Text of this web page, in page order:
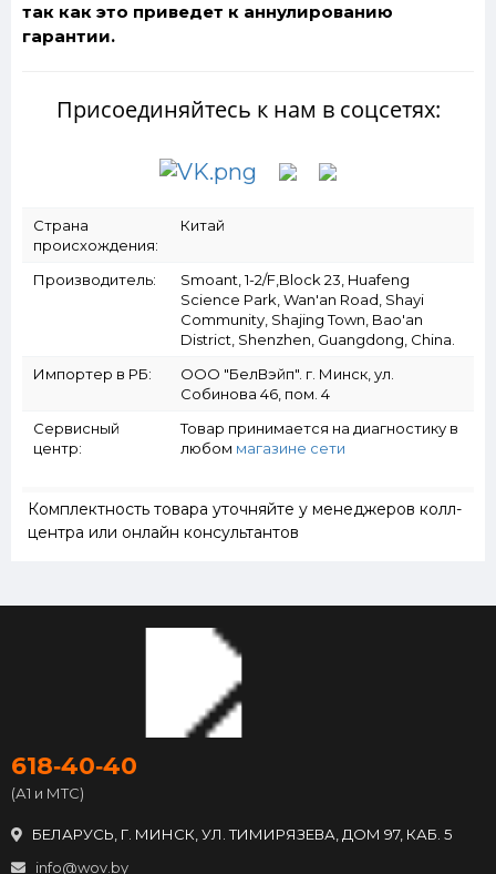
так как это приведет к аннулированию
гарантии.
Присоединяйтесь к нам в соцсетях:
Страна
происхождения:
Китай
Производитель:
Smoant, 1-2/F,Block 23, Huafeng
Science Park, Wan'an Road, Shayi
Community, Shajing Town, Bao'an
District, Shenzhen, Guangdong, China.
Импортер в РБ:
ООО "БелВэйп". г. Минск, ул.
Собинова 46, пом. 4
Сервисный
центр:
Товар принимается на диагностику в
любом магазине сети
Комплектность товара уточняйте у менеджеров колл-
центра или онлайн консультантов
618‑40‑40
(А1 и МТС)
БЕЛАРУСЬ, Г. МИНСК, УЛ. ТИМИРЯЗЕВА, ДОМ 97, КАБ. 5
info@wov.by